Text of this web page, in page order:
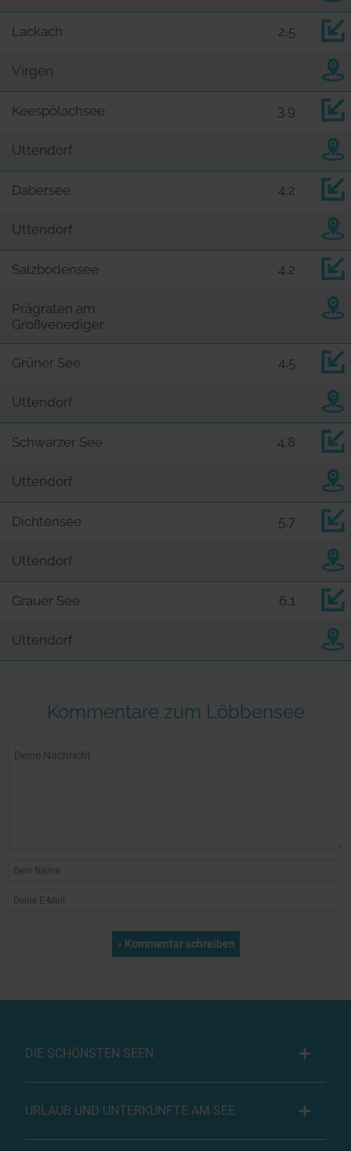
Lackach 2,5
Virgen
Keespölachsee 3,9
Uttendorf
Dabersee 4,2
Uttendorf
Salzbodensee 4,2
Prägraten am
Großvenediger
Grüner See 4,5
Uttendorf
Schwarzer See 4,8
Uttendorf
Dichtensee 5,7
Uttendorf
Grauer See 6,1
Uttendorf
Kommentare zum Löbbensee
DIE SCHÖNSTEN SEEN
URLAUB UND UNTERKÜNFTE AM SEE